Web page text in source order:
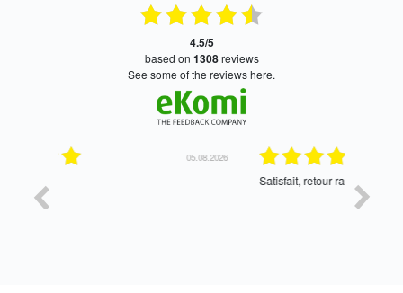
4.5/5
based on 1308reviews
see some of the reviews here.
05.08.2026